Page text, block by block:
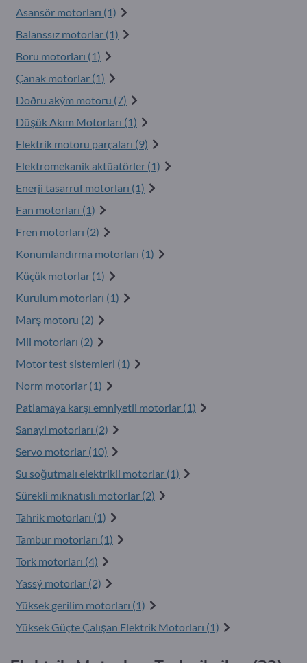
Asansör motorları (1)
Balanssız motorlar (1)
Boru motorları (1)
Çanak motorlar (1)
Doðru akým motoru (7)
Düşük Akım Motorları (1)
Elektrik motoru parçaları (9)
Elektromekanik aktüatörler (1)
Enerji tasarruf motorları (1)
Fan motorları (1)
Fren motorları (2)
Konumlandırma motorları (1)
Küçük motorlar (1)
Kurulum motorları (1)
Marş motoru (2)
Mil motorları (2)
Motor test sistemleri (1)
Norm motorlar (1)
Patlamaya karşı emniyetli motorlar (1)
Sanayi motorları (2)
Servo motorlar (10)
Su soğutmalı elektrikli motorlar (1)
Sürekli mıknatıslı motorlar (2)
Tahrik motorları (1)
Tambur motorları (1)
Tork motorları (4)
Yassý motorlar (2)
Yüksek gerilim motorları (1)
Yüksek Güçte Çalışan Elektrik Motorları (1)